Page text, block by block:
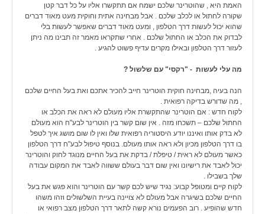
האמת היא , שהוטרינר שלכם ישמח אם תתקשרו אליו על כל דבר קטן
שקורה לחתול או לכלב שלכם . אבל מבחינה אתית וחוקית מעט מאוד דברים
שהוא יכול לעשות דרך הטלפון , ומעט מאוד דברים שאפשר לעשות בלי
לבדוק את הכלב או החתול שלכם . אחרי שתקראו מאמר זה תבינו מה ניתן
לעזור דרך הטלפון ובאילו מקרים עדיף פשוט להגיע .
מה עלי לעשות - "רקסי" עם שלשול ?
הנה בעיה ,מבחינה חוקית הוטרינר חייב להכיר אתכם ואת בעל החיים שלכם
, מה שדורש בדיקה רפואית .
לקוח חדש : אם הוטרינר שהתקשרת אליו מעולם לא ראה את הכלב או
החתול שלכם – תשכחו מזה . אין שום קשר בין הוטרינר לבע"ח הוא מעולם
לא בדק אותו ואיננו יודע היסטוריה רפואית שלו ואין לו שום מושג איך לטפל
בו דרך הטלפון מכיון ולא ראה אותו מעולם. בנוסף טיפול לבע"ח דרך הטלפון
כאשר מעולם לא ראית / טיפלת / בדקת את בעל החיים מנוגד לחוק והוטרינר
יכול לאבד את רישיונו ואין שום דבר בעולם ששווה לאבד את המקום עבודה
שלך בשבילו .
לקוח קיים ומטופל קבוע: נגיד שיש לכם קשר עם הוטרינר והוא פגש את בעל
החיים שלכם בשיגרה אבל מעולם לא צויינה בעיית השלשולים וזהו משהו
חדש שהופיע . רוב הפעמים נורא קשה לתאר דרך הטלפון מצב רפואי או